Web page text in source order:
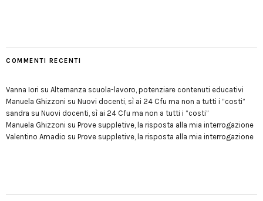
COMMENTI RECENTI
Vanna Iori su Alternanza scuola-lavoro, potenziare contenuti educativi
Manuela Ghizzoni su Nuovi docenti, sì ai 24 Cfu ma non a tutti i “costi”
sandra su Nuovi docenti, sì ai 24 Cfu ma non a tutti i “costi”
Manuela Ghizzoni su Prove suppletive, la risposta alla mia interrogazione
Valentino Amadio su Prove suppletive, la risposta alla mia interrogazione